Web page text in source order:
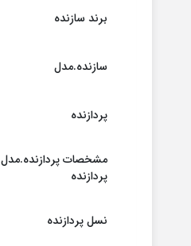
برند سازنده
سازنده.مدل
پردازنده
مشخصات پردازنده.مدل
پردازنده
نسل پردازنده